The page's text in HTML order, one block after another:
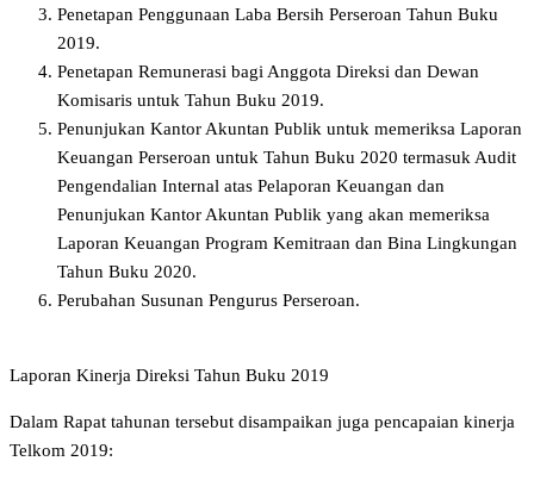
Penetapan Penggunaan Laba Bersih Perseroan Tahun Buku
2019.
Penetapan Remunerasi bagi Anggota Direksi dan Dewan
Komisaris untuk Tahun Buku 2019.
Penunjukan Kantor Akuntan Publik untuk memeriksa Laporan
Keuangan Perseroan untuk Tahun Buku 2020 termasuk Audit
Pengendalian Internal atas Pelaporan Keuangan dan
Penunjukan Kantor Akuntan Publik yang akan memeriksa
Laporan Keuangan Program Kemitraan dan Bina Lingkungan
Tahun Buku 2020.
Perubahan Susunan Pengurus Perseroan.
Laporan Kinerja Direksi Tahun Buku 2019
Dalam Rapat tahunan tersebut disampaikan juga pencapaian kinerja
Telkom 2019: